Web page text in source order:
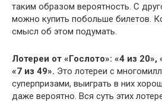
таким образом вероятность. С
можно купить побольше билетов.
смысл об этом подумать.
Лотереи от «Гослото»: «4 из 20»,
«7 из 49». Это лотереи с
суперпризами, выиграть в них
даже вероятно. Вся суть этих